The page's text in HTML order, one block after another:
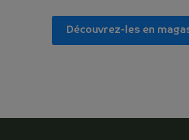
Découvrez-les en